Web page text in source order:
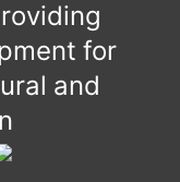
for
and